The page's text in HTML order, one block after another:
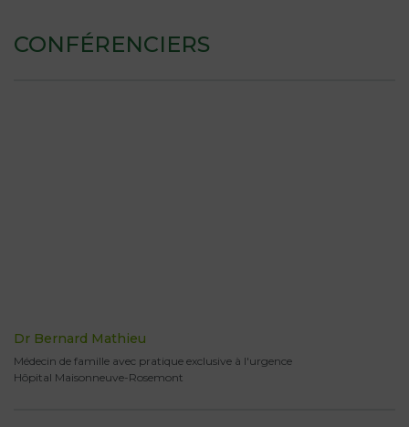
CONFÉRENCIERS
Dr Bernard Mathieu
Médecin de famille avec pratique exclusive à l'urgence
Hôpital Maisonneuve-Rosemont